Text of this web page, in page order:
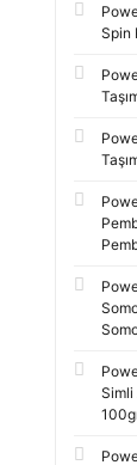
Spin
Simli